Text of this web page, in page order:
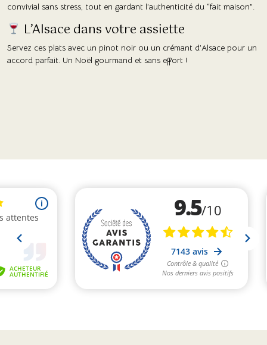
convivial sans stress, tout en gardant l’authenticité du “fait maison”.
L’Alsace dans votre assiette
Servez ces plats avec un pinot noir ou un crémant d’Alsace pour un
accord parfait. Un Noël gourmand et sans effort !